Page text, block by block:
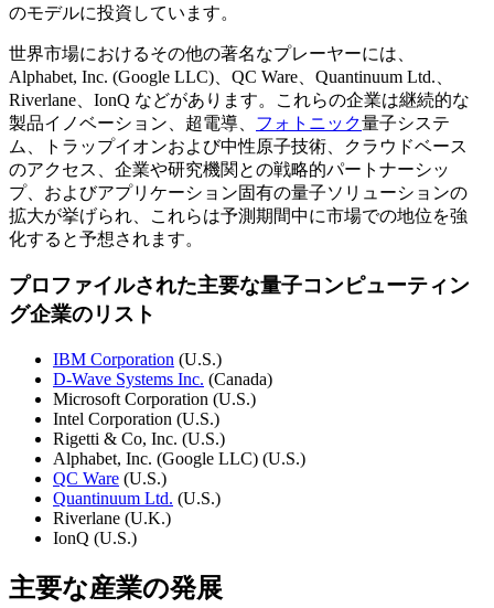
のモデルに投資しています。
世界市場におけるその他の著名なプレーヤーには、
Alphabet, Inc. (Google LLC)、QC Ware、Quantinuum Ltd.、
Riverlane、IonQ などがあります。これらの企業は継続的な
製品イノベーション、超電導、 フォトニック量子システ
ム、トラップイオンおよび中性原子技術、クラウドベース
のアクセス、企業や研究機関との戦略的パートナーシッ
プ、およびアプリケーション固有の量子ソリューションの
拡大が挙げられ、これらは予測期間中に市場での地位を強
化すると予想されます。
プロファイルされた主要な量子コンピューティン
グ企業のリスト
IBM Corporation (U.S.)
D-Wave Systems Inc. (Canada)
Microsoft Corporation (U.S.)
Intel Corporation (U.S.)
Rigetti & Co, Inc. (U.S.)
Alphabet, Inc. (Google LLC) (U.S.)
QC Ware (U.S.)
Quantinuum Ltd. (U.S.)
Riverlane (U.K.)
IonQ (U.S.)
主要な産業の発展